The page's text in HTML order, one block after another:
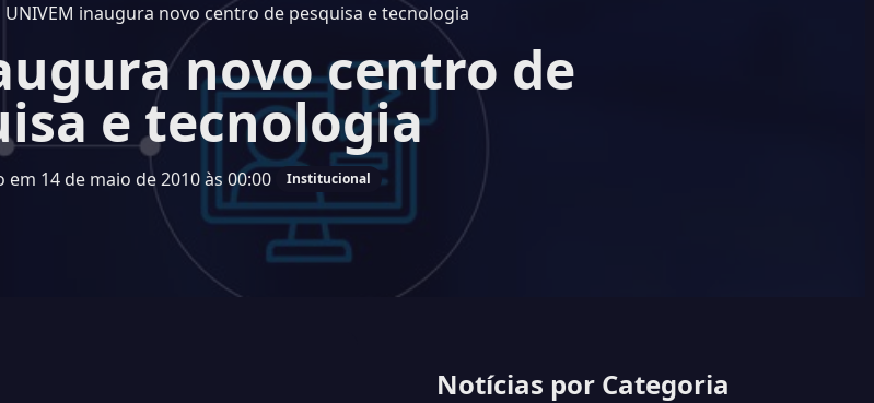
UNIVEM inaugura novo centro de pesquisa e tecnologia
novo centro de
e tecnologia
em 14 de maio de 2010 às 00:00 Institucional
Notícias por Categoria